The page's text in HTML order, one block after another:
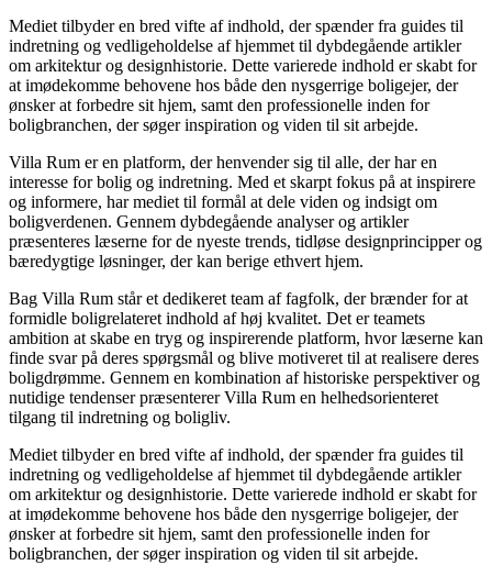
Mediet tilbyder en bred vifte af indhold, der spænder fra guides til
indretning og vedligeholdelse af hjemmet til dybdegående artikler
om arkitektur og designhistorie. Dette varierede indhold er skabt for
at imødekomme behovene hos både den nysgerrige boligejer, der
ønsker at forbedre sit hjem, samt den professionelle inden for
boligbranchen, der søger inspiration og viden til sit arbejde.
Villa Rum er en platform, der henvender sig til alle, der har en
interesse for bolig og indretning. Med et skarpt fokus på at inspirere
og informere, har mediet til formål at dele viden og indsigt om
boligverdenen. Gennem dybdegående analyser og artikler
præsenteres læserne for de nyeste trends, tidløse designprincipper og
bæredygtige løsninger, der kan berige ethvert hjem.
Bag Villa Rum står et dedikeret team af fagfolk, der brænder for at
formidle boligrelateret indhold af høj kvalitet. Det er teamets
ambition at skabe en tryg og inspirerende platform, hvor læserne kan
finde svar på deres spørgsmål og blive motiveret til at realisere deres
boligdrømme. Gennem en kombination af historiske perspektiver og
nutidige tendenser præsenterer Villa Rum en helhedsorienteret
tilgang til indretning og boligliv.
Mediet tilbyder en bred vifte af indhold, der spænder fra guides til
indretning og vedligeholdelse af hjemmet til dybdegående artikler
om arkitektur og designhistorie. Dette varierede indhold er skabt for
at imødekomme behovene hos både den nysgerrige boligejer, der
ønsker at forbedre sit hjem, samt den professionelle inden for
boligbranchen, der søger inspiration og viden til sit arbejde.